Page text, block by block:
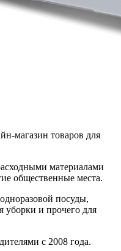
магазин товаров для
материалами
общественные места.
посуды,
уборки и прочего для
с 2008 года.